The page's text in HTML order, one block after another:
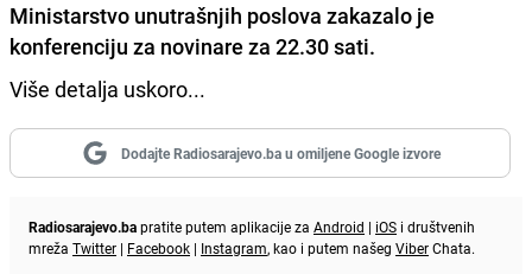
Ministarstvo unutrašnjih poslova zakazalo je
konferenciju za novinare za 22.30 sati.
Više detalja uskoro...
Dodajte Radiosarajevo.ba u omiljene Google izvore
Radiosarajevo.bapratite putem aplikacije za Android | iOS i društvenih
mreža Twitter | Facebook | Instagram, kao i putem našeg ViberChata.